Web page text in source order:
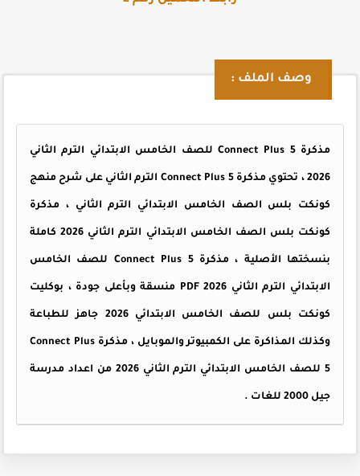
وصف الملف :
مذكرة Connect Plus 5 للصف الخامس الابتدائي الترم الثاني
2026 ، تحتوي مذكرة Connect Plus 5 الترم الثاني على شرح منهج
كونكت بلس الصف الخامس الابتدائي الترم الثاني ، مذكرة
كونكت بلس الصف الخامس الابتدائي الترم الثاني 2026 كاملة
بنسختها الأصلية ، مذكرة Connect Plus 5 للصف الخامس
الابتدائي الترم الثاني 2026 PDF منسقة وبأعلى جودة ، بوكليت
كونكت بلس للصف الخامس الابتدائي 2026 جاهز للطباعة
وكذلك المذاكرة على الكمبيوتر والموبايل ، مذكرة Connect Plus
5 للصف الخامس الابتدائي الترم الثاني 2026 من اعداد مدرسة
جيل 2000 للغات .